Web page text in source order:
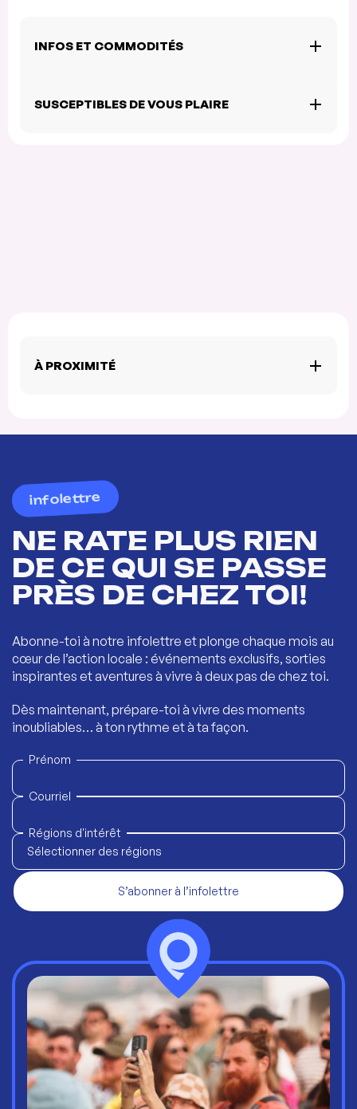
INFOS ET COMMODITÉS
SUSCEPTIBLES DE VOUS PLAIRE
À PROXIMITÉ
infolettre
NE RATE PLUS RIEN
DE CE QUI SE PASSE
PRÈS DE CHEZ TOI!
Abonne-toi à notre infolettre et plonge chaque mois au
cœur de l’action locale : événements exclusifs, sorties
inspirantes et aventures à vivre à deux pas de chez toi.
Dès maintenant, prépare-toi à vivre des moments
inoubliables… à ton rythme et à ta façon.
Prénom
Courriel
Régions d'intérêt
Sélectionner des régions
S’abonner à l’infolettre